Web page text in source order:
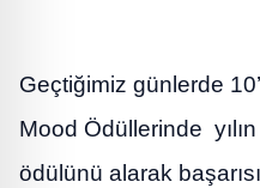
Geçtiğimiz günlerde
Mood Ödüllerinde yılın
ödülünü alarak